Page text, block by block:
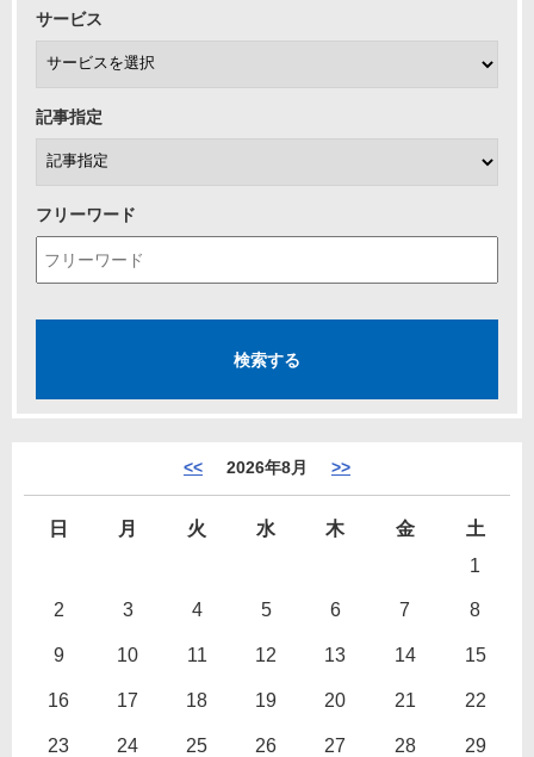
サービス
記事指定
フリーワード
<< 2026年8月 >>
日 月 火 水 木 金
土
1
2 3 4 5 6 7 8
9 10 11 12 13 14 15
16 17 18 19 20 21 22
23 24 25 26 27 28 29